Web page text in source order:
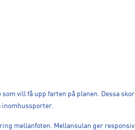
vill få upp farten på planen. Dessa skor
inomhussporter.
mellanfoten. Mellansulan ger responsiv